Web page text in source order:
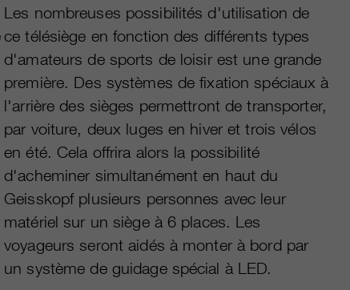
Les nombreuses possibilités d'utilisation de
ce télésiège en fonction des différents types
d'amateurs de sports de loisir est une grande
première. Des systèmes de fixation spéciaux à
l'arrière des sièges permettront de transporter,
par voiture, deux luges en hiver et trois vélos
en été. Cela offrira alors la possibilité
d'acheminer simultanément en haut du
Geisskopf plusieurs personnes avec leur
matériel sur un siège à 6 places. Les
voyageurs seront aidés à monter à bord par
un système de guidage spécial à LED.